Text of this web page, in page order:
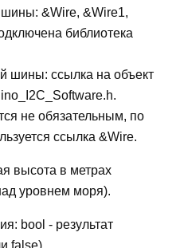
&Wire, &Wire1,
библиотека
шины: ссылка на объект
не обязательным, по
ссылка &Wire.
высота в метрах
уровнем моря).
bool - результат